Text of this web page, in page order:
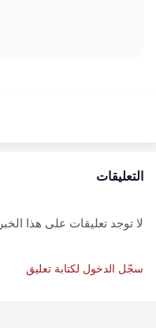
التعليقات
لا توجد تعليقات على هذا الخبر
سجّل الدخول لكتابة تعليق